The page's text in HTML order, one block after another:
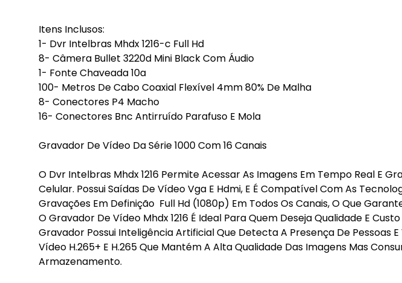
Itens Inclusos:
1- Dvr Intelbras Mhdx 1216-c Full Hd
8- Câmera Bullet 3220d Mini Black Com Áudio
1- Fonte Chaveada 10a
100- Metros De Cabo Coaxial Flexível 4mm 80% De Malha
8- Conectores P4 Macho
16- Conectores Bnc Antirruído Parafuso E Mola
Gravador De Vídeo Da Série 1000 Com 16 Canais
O Dvr Intelbras Mhdx 1216 Permite Acessar As Imagens Em Tempo Real E
Celular. Possui Saídas De Vídeo Vga E Hdmi, E É Compatível Com As
Gravações Em Definição Full Hd (1080p) Em Todos Os Canais, O Que
O Gravador De Vídeo Mhdx 1216 É Ideal Para Quem Deseja Qualidade E
Gravador Possui Inteligência Artificial Que Detecta A Presença De Pessoas
Vídeo H.265+ E H.265 Que Mantém A Alta Qualidade Das Imagens Mas
Armazenamento.